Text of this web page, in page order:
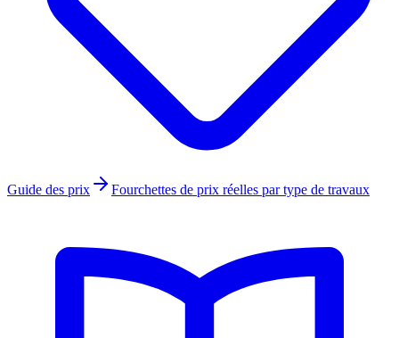
Guide des prix Fourchettes de prix réelles par type de travaux